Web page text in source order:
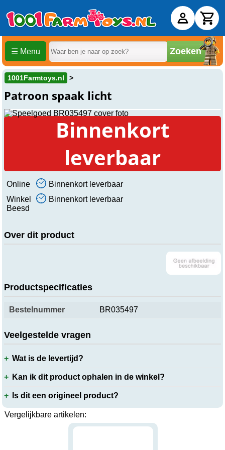
☰ Menu Zoeken
1001Farmtoys.nl
Patroon spaak licht
Binnenkort
leverbaar
Online
Binnenkort leverbaar
Winkel
Beesd
Binnenkort leverbaar
Over dit product
Productspecificaties
Bestelnummer BR035497
Veelgestelde vragen
Wat is de levertijd?
Kan ik dit product ophalen in de winkel?
Is dit een origineel product?
Vergelijkbare artikelen: